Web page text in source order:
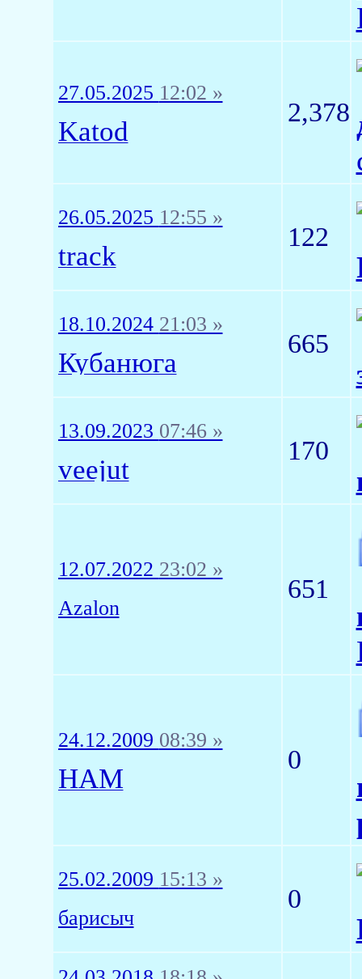
27.05.2025 12:02 »
Katod
2,378
26.05.2025 12:55 »
track
122
18.10.2024 21:03 »
Кубанюга
665
13.09.2023 07:46 »
veejut
170
12.07.2022 23:02 »
Azalon
651
24.12.2009 08:39 »
HAM
0
25.02.2009 15:13 »
барисыч
0